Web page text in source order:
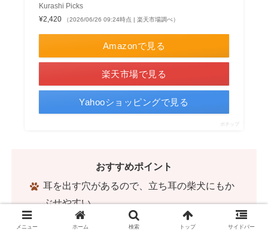
Kurashi Picks
¥2,420
（2026/06/26 09:24時点 | 楽天市場調べ）
Amazonで見る
楽天市場で見る
Yahooショッピングで見る
ポチップ
おすすめポイント
耳を出す穴があるので、立ち耳の柴犬にもか
ぶせやすい
あご紐のアジャスターで長さを調節でき、動
メニュー ホーム 検索 トップ サイドバー